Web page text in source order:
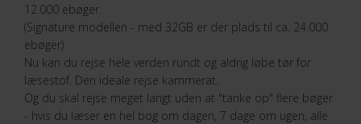
12.000 ebøger.
(Signature modellen - med 32GB er der plads til ca. 24.000
ebøger)
Nu kan du rejse hele verden rundt og aldrig løbe tør for
læsestof. Den ideale rejse kammerat.
Og du skal rejse meget langt uden at "tanke op" flere bøger
- hvis du læser en hel bog om dagen, 7 dage om ugen, alle